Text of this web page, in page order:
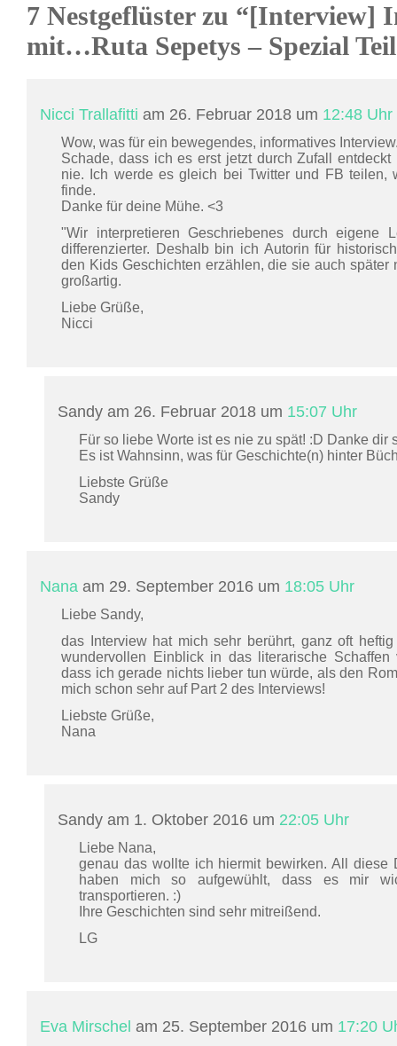
7 Nestgeflüster zu “[Interview]
mit…Ruta Sepetys – Spezial
Nicci Trallafitti am 26. Februar 2018 um 12:48 Uhr
Wow, was für ein bewegendes, informatives
Schade, dass ich es erst jetzt durch Zufall
nie. Ich werde es gleich bei Twitter und FB
finde.
Danke für deine Mühe. <3
"Wir interpretieren Geschriebenes durch eigene
differenzierter. Deshalb bin ich Autorin für
den Kids Geschichten erzählen, die sie auch
großartig.
Liebe Grüße,
Nicci
Sandy am 26. Februar 2018 um 15:07 Uhr
Für so liebe Worte ist es nie zu spät! :D Danke dir
Es ist Wahnsinn, was für Geschichte(n) hinter
Liebste Grüße
Sandy
Nana am 29. September 2016 um 18:05 Uhr
Liebe Sandy,
das Interview hat mich sehr berührt, ganz oft
wundervollen Einblick in das literarische
dass ich gerade nichts lieber tun würde, als den
mich schon sehr auf Part 2 des Interviews!
Liebste Grüße,
Nana
Sandy am 1. Oktober 2016 um 22:05 Uhr
Liebe Nana,
genau das wollte ich hiermit bewirken. All diese
haben mich so aufgewühlt, dass es mir
transportieren. :)
Ihre Geschichten sind sehr mitreißend.
LG
Eva Mirschel am 25. September 2016 um 17:20